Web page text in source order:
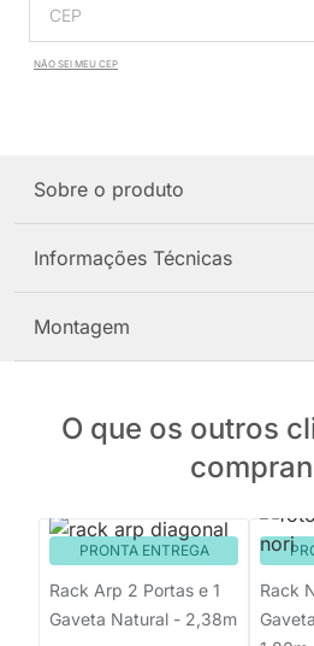
NÃO SEI MEU CEP
Sobre o produto
Informações Técnicas
Montagem
O que os outros
PRONTA ENTREGA
Rack Arp 2 Portas e 1
Gaveta Natural - 2,38m
Rack